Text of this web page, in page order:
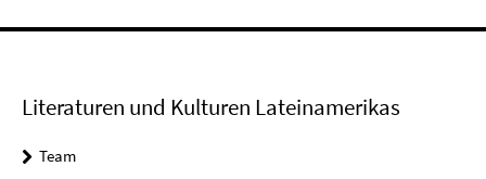
Literaturen und Kulturen Lateinamerikas
Team